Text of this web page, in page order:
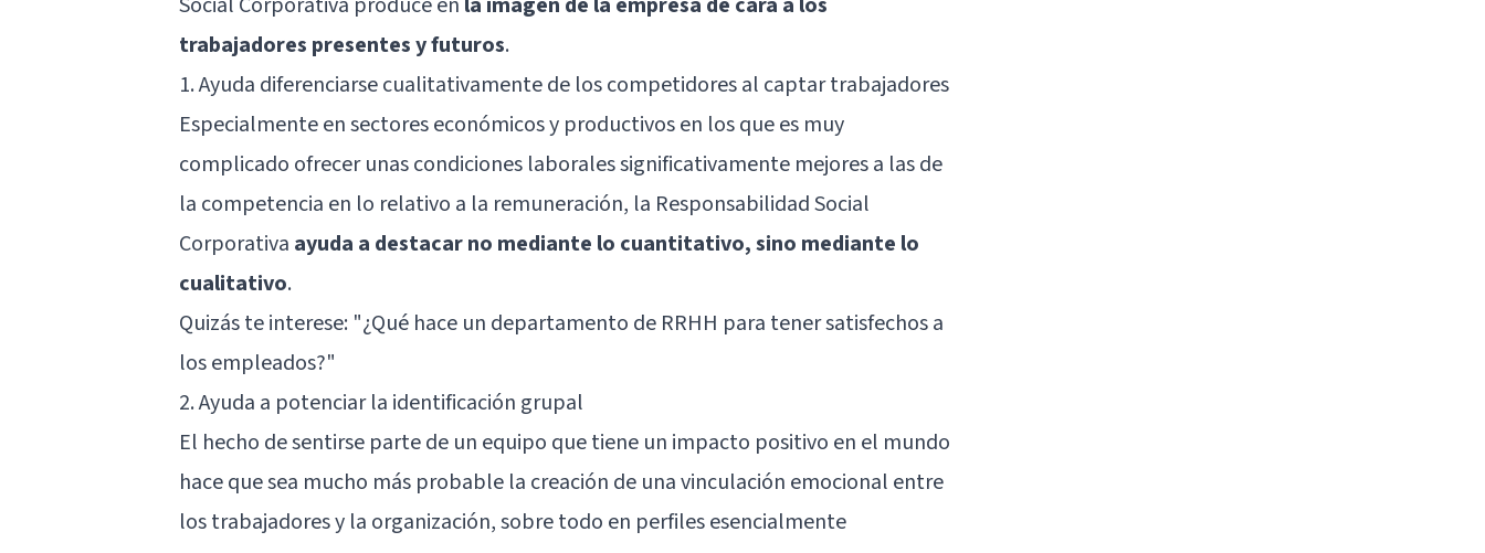
trabajadores presentes y futuros.
1. Ayuda diferenciarse cualitativamente de los competidores al captar trabajadores
Especialmente en sectores económicos y productivos en los que es muy
complicado ofrecer unas condiciones laborales significativamente mejores a las de
la competencia en lo relativo a la remuneración, la Responsabilidad Social
Corporativa ayuda a destacar no mediante lo cuantitativo, sino mediante lo
cualitativo.
Quizás te interese: "¿Qué hace un departamento de RRHH para tener satisfechos a
los empleados?"
2. Ayuda a potenciar la identificación grupal
El hecho de sentirse parte de un equipo que tiene un impacto positivo en el mundo
hace que sea mucho más probable la creación de una vinculación emocional entre
los trabajadores y la organización, sobre todo en perfiles esencialmente